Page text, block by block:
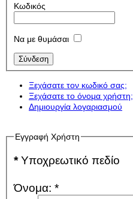
Κωδικός
Να με θυμάσαι
Ξεχάσατε τον κωδικό σας;
Ξεχάσατε το όνομα χρήστη;
Δημιουργία λογαριασμού
Εγγραφή Χρήστη
*Υποχρεωτικό πεδίο
Όνομα: *